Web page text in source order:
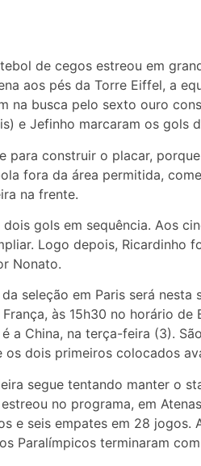
de cegos estreou em
aos pés da Torre Eiffel, a
na busca pelo sexto ouro
e Jefinho marcaram os gols
para construir o placar,
fora da área permitida,
na frente.
gols em sequência. Aos
Logo depois, Ricardinho
Nonato.
seleção em Paris será
às 15h30 no horário
a China, na terça-feira (3).
dois primeiros colocados
segue tentando manter o
no programa, em
e seis empates em 28 jogos.
Paralímpicos terminaram